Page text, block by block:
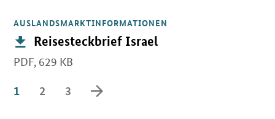
AUSLANDSMARKTINFORMATIONEN
Publikation:
Reisesteckbrief Israel
PDF, 629 KB
Öffnet PDF "Reisesteckbrief Israel" in neuem Fenster.
1 2 3 vorwärts blättern